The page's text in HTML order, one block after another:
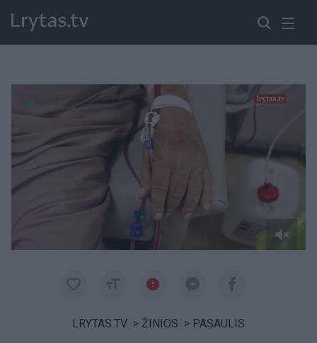
Paremkite Ukrainą
LRYTAS.TV > ŽINIOS > PASAULIS